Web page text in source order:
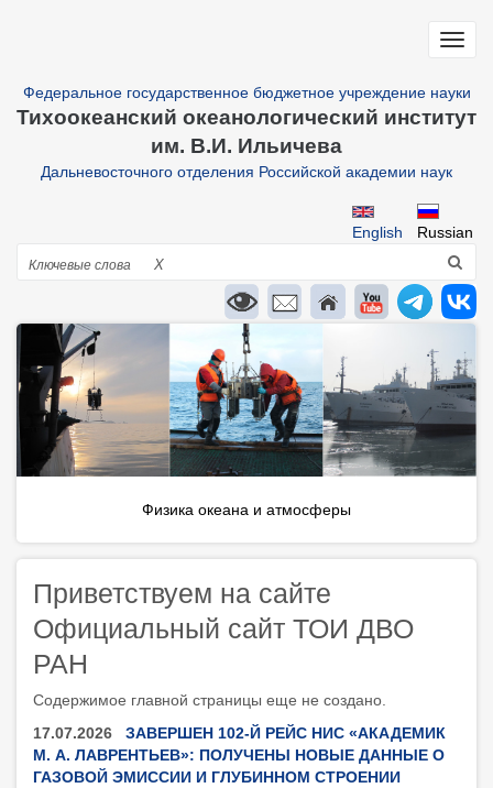
Федеральное государственное бюджетное учреждение науки
Тихоокеанский океанологический институт
им. В.И. Ильичева
Дальневосточного отделения Российской академии наук
Russian
English
Поиск
X
Физика океана и атмосферы
Приветствуем на сайте
Официальный сайт ТОИ ДВО
РАН
Содержимое главной страницы еще не создано.
17.07.2026
ЗАВЕРШЕН 102-Й РЕЙС НИС «АКАДЕМИК
М. А. ЛАВРЕНТЬЕВ»: ПОЛУЧЕНЫ НОВЫЕ ДАННЫЕ О
ГАЗОВОЙ ЭМИССИИ И ГЛУБИННОМ СТРОЕНИИ